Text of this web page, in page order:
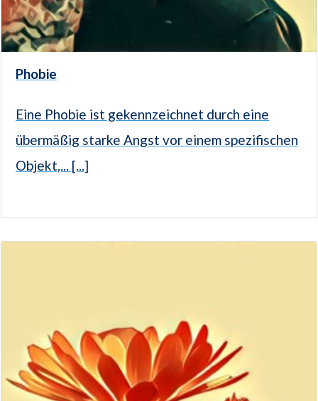
Phobie
Eine Phobie ist gekennzeichnet durch eine
übermäßig starke Angst vor einem spezifischen
Objekt,... [...]